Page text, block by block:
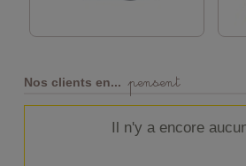
Nos clients en... pensent
Il n'y a encore